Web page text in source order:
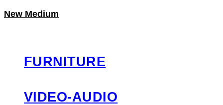
New Medium
FURNITURE
VIDEO-AUDIO